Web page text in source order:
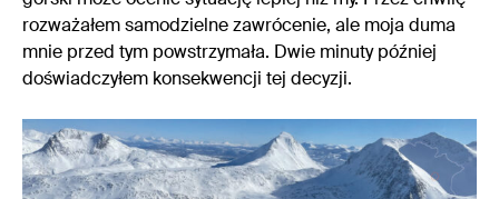
rozważałem samodzielne zawrócenie, ale moja duma
mnie przed tym powstrzymała. Dwie minuty później
doświadczyłem konsekwencji tej decyzji.